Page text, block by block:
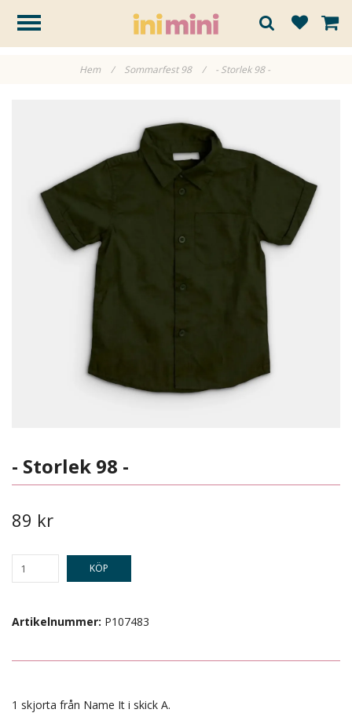
Hem / Sommarfest 98 / - Storlek 98 -
- Storlek 98 -
89 kr
KÖP
Artikelnummer: P107483
1 skjorta från Name It i skick A.